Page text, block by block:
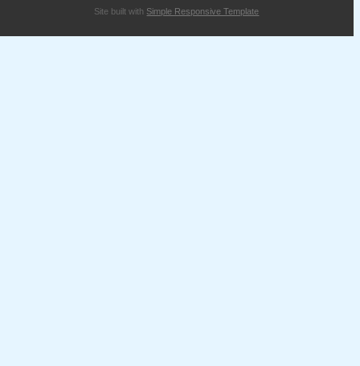
Site built with Simple Responsive Template